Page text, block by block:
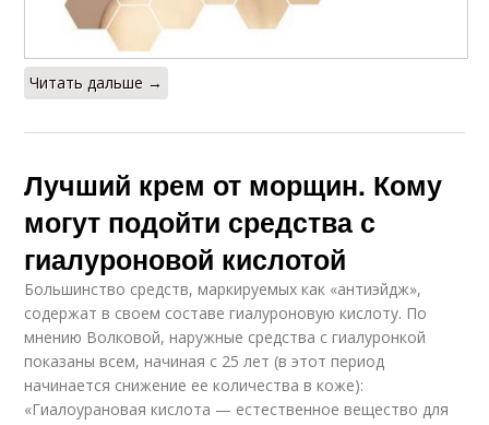
Читать дальше →
Лучший крем от морщин. Кому
могут подойти средства с
гиалуроновой кислотой
Большинство средств, маркируемых как «антиэйдж»,
содержат в своем составе гиалуроновую кислоту. По
мнению Волковой, наружные средства с гиалуронкой
показаны всем, начиная с 25 лет (в этот период
начинается снижение ее количества в коже):
«Гиалоурановая кислота — естественное вещество для